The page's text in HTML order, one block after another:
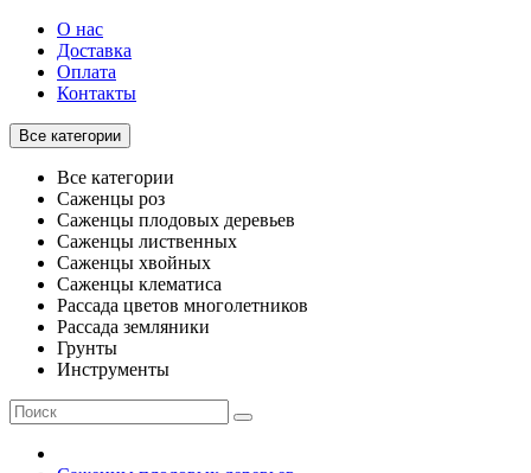
О нас
Доставка
Оплата
Контакты
Все категории
Все категории
Саженцы роз
Саженцы плодовых деревьев
Саженцы лиственных
Саженцы хвойных
Саженцы клематиса
Рассада цветов многолетников
Рассада земляники
Грунты
Инструменты